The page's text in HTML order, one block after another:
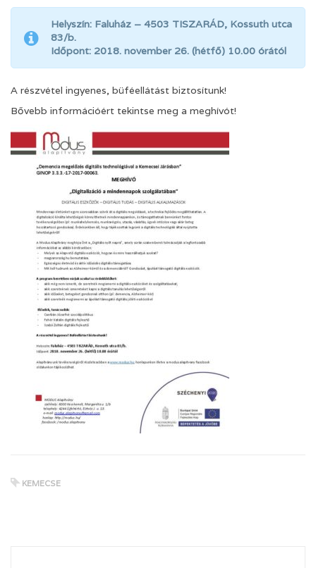
Helyszín: Faluház – 4503 TISZARÁD, Kossuth utca
83/b.
Időpont: 2018. november 26. (hétfő) 10.00 órától
A részvétel ingyenes, büféellátást biztosítunk!
Bővebb információért tekintse meg a meghívót!
KEMECSE